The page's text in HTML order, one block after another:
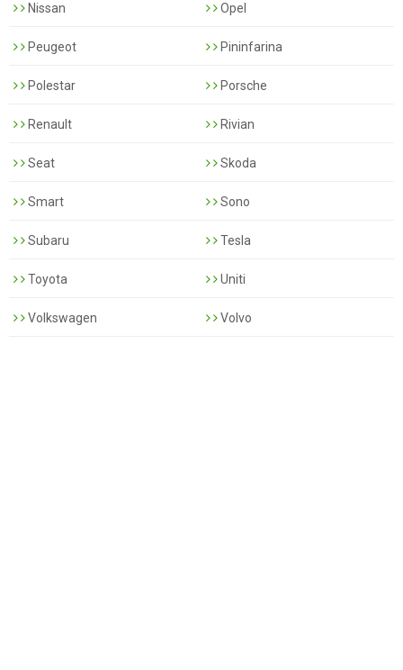
Nissan Opel
Peugeot Pininfarina
Polestar Porsche
Renault Rivian
Seat Skoda
Smart Sono
Subaru Tesla
Toyota Uniti
Volkswagen Volvo